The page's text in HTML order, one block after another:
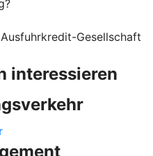
Gesellschaft
interessieren